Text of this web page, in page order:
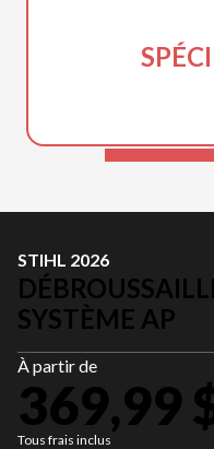
STIHL 2026
SYSTÈME AP
À partir de
369,99
Tous frais inclus